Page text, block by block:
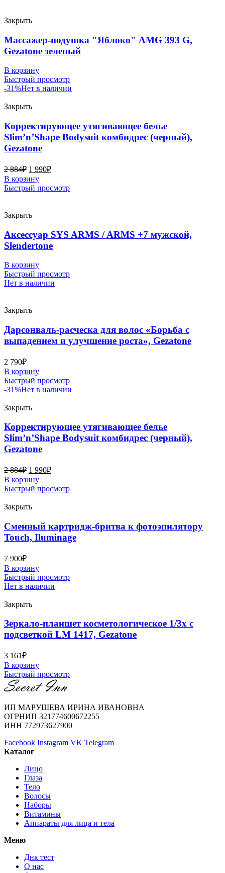
Закрыть
Массажер-подушка "Яблоко" AMG 393 G,
Gezatone зеленый
В корзину
Быстрый просмотр
-31%Нет в наличии
Закрыть
Корректирующее утягивающее белье
Slim’n’Shape Bodysuit комбидрес (черный),
Gezatone
2 884₽ 1 990₽
В корзину
Быстрый просмотр
Закрыть
Аксессуар SYS ARMS / ARMS +7 мужской,
Slendertone
В корзину
Быстрый просмотр
Нет в наличии
Закрыть
Дарсонваль-расческа для волос «Борьба с
выпадением и улучшение роста», Gezatone
2 790₽
В корзину
Быстрый просмотр
-31%Нет в наличии
Закрыть
Корректирующее утягивающее белье
Slim’n’Shape Bodysuit комбидрес (черный),
Gezatone
2 884₽ 1 990₽
В корзину
Быстрый просмотр
Закрыть
Сменный картридж-бритва к фотоэпилятору
Touch, Iluminage
7 900₽
В корзину
Быстрый просмотр
Нет в наличии
Закрыть
Зеркало-планшет косметологическое 1/3х с
подсветкой LM 1417, Gezatone
3 161₽
В корзину
Быстрый просмотр
ИП МАРУШЕВА ИРИНА ИВАНОВНА
ОГРНИП 321774600672255
ИНН 772973627900
Facebook Instagram VK Telegram
Каталог
Лицо
Глаза
Тело
Волосы
Наборы
Витамины
Аппараты для лица и тела
Меню
Днк тест
О нас